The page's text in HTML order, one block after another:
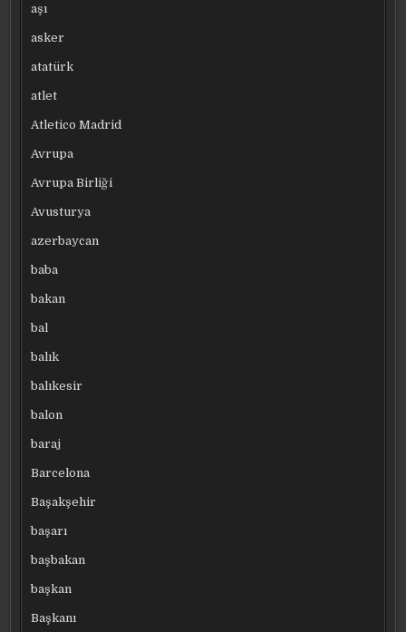
aşı
asker
atatürk
atlet
Atletico Madrid
Avrupa
Avrupa Birliği
Avusturya
azerbaycan
baba
bakan
bal
balık
balıkesir
balon
baraj
Barcelona
Başakşehir
başarı
başbakan
başkan
Başkanı